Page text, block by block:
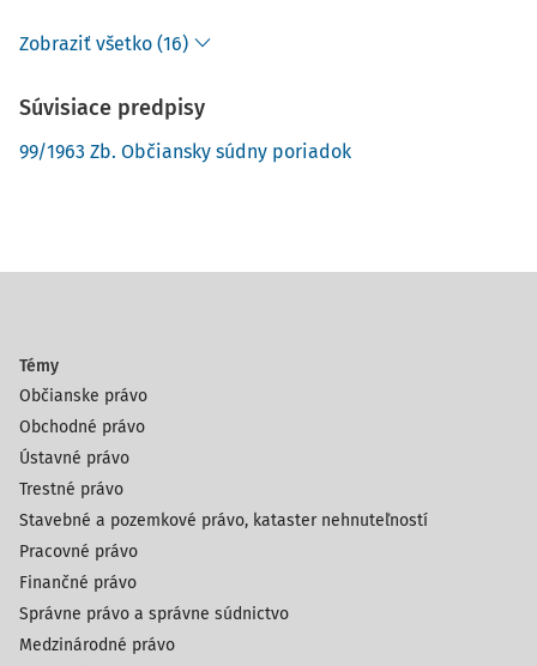
Zobraziť všetko (16)
Súvisiace predpisy
99/1963 Zb. Občiansky súdny poriadok
Témy
Občianske právo
Obchodné právo
Ústavné právo
Trestné právo
Stavebné a pozemkové právo, kataster nehnuteľností
Pracovné právo
Finančné právo
Správne právo a správne súdnictvo
Medzinárodné právo